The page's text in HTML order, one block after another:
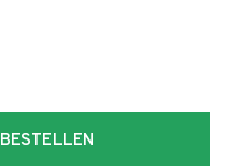
BESTELLEN